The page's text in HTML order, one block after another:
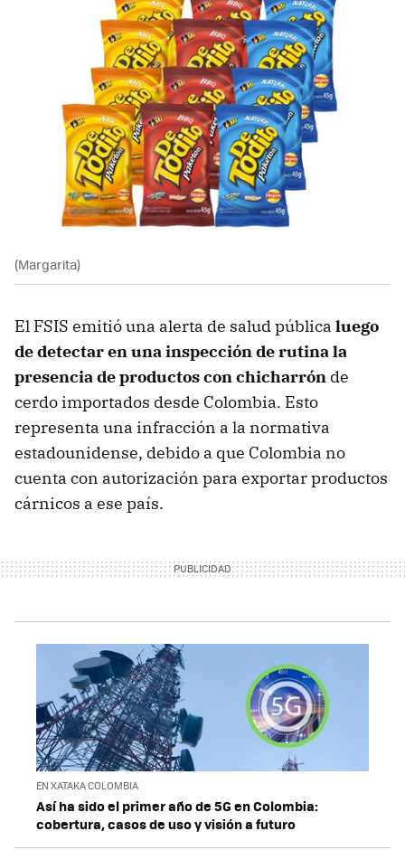
(Margarita)
El FSIS emitió una alerta de salud pública luego
de detectar en una inspección de rutina la
presencia de productos con chicharrón de
cerdo importados desde Colombia. Esto
representa una infracción a la normativa
estadounidense, debido a que Colombia no
cuenta con autorización para exportar productos
cárnicos a ese país.
EN XATAKA COLOMBIA
Así ha sido el primer año de 5G en Colombia:
cobertura, casos de uso y visión a futuro